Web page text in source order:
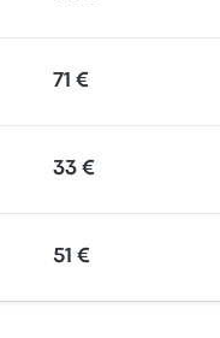
71 €
33 €
51 €